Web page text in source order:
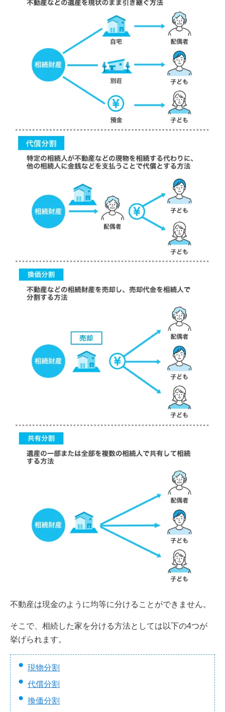
不動産は現金のように均等に分けることができません。
そこで、相続した家を分ける方法としては以下の4つが
挙げられます。
現物分割
代償分割
換価分割